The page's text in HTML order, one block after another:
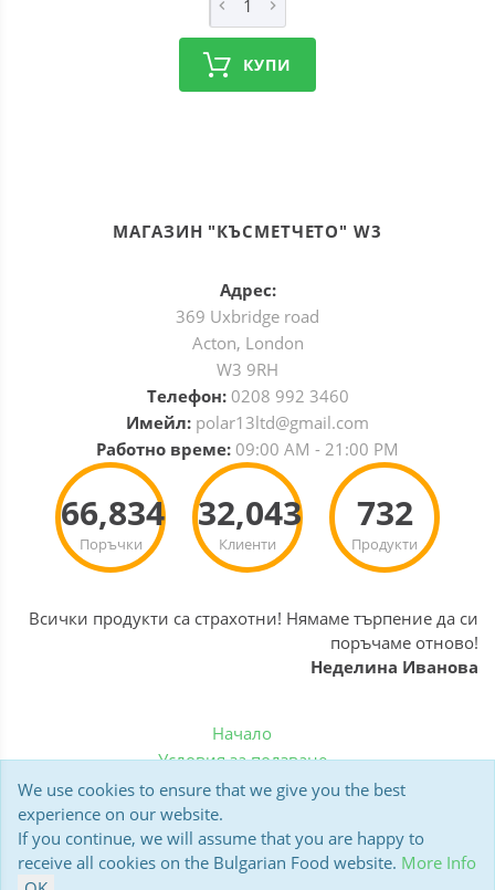
КУПИ
МАГАЗИН "КЪСМЕТЧЕТО" W3
Адрес:
369 Uxbridge road
Acton, London
W3 9RH
Телефон: 0208 992 3460
Имейл: polar13ltd@gmail.com
Работно време: 09:00 AM - 21:00 PM
Поръчки
66,834
Клиенти
32,043
Продукти
732
Всички продукти са страхотни! Нямаме търпение да си
поръчаме отново!
Неделина Иванова
Начало
Условия за ползване
Политика за бисквитки
Доставка
Мнения на клиенти
Polar13 BulgarianFood.co.uk © 2006-2026
We use cookies to ensure that we give you the best
experience on our website.
If you continue, we will assume that you are happy to
receive all cookies on the Bulgarian Food website. More Info